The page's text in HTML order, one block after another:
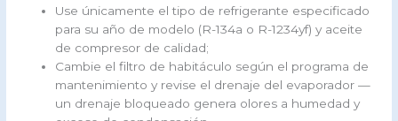
Use únicamente el tipo de refrigerante especificado
para su año de modelo (R-134a o R-1234yf) y aceite
de compresor de calidad;
Cambie el filtro de habitáculo según el programa de
mantenimiento y revise el drenaje del evaporador —
un drenaje bloqueado genera olores a humedad y